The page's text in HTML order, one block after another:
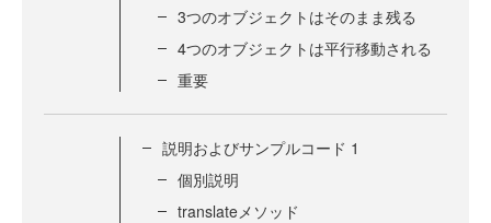
3つのオブジェクトはそのまま残る
4つのオブジェクトは平行移動される
重要
説明およびサンプルコード 1
個別説明
translateメソッド